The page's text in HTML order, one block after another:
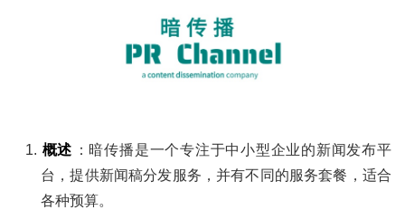
概述 ：暗传播是一个专注于中小型企业的新闻发布平
台，提供新闻稿分发服务，并有不同的服务套餐，适合
各种预算。